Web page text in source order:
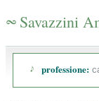
Savazzini
professione: